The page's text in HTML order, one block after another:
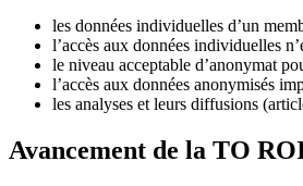
les données individuelles d’un
l’accès aux données individuelles
le niveau acceptable d’anonymat
l’accès aux données anonymisés
les analyses et leurs diffusions
Avancement de la TO